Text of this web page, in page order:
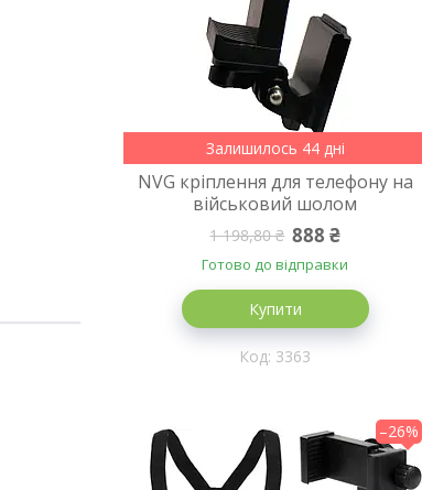
Залишилось 44 дні
NVG кріплення для телефону на
військовий шолом
1 198,80 ₴ 888 ₴
Готово до відправки
Купити
3363
–26%